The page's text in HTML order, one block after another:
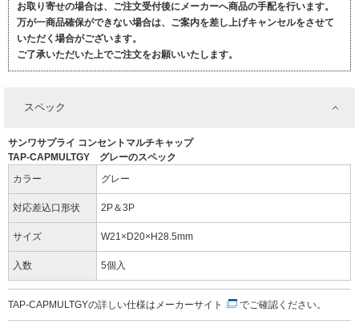
お取り寄せの場合は、ご注文受付後にメーカーへ商品の手配を行います。
万が一商品確保ができない場合は、ご案内を差し上げキャンセルをさせて
いただく場合がございます。
ご了承いただいた上でご注文をお願いいたします。
スペック
サンワサプライ コンセントマルチキャップ
TAP-CAPMULTGY グレーのスペック
カラー
グレー
対応差込口形状 2P＆3P
サイズ W21×D20×H28.5mm
入数 5個入
TAP-CAPMULTGYの詳しい仕様は メーカーサイト でご確認ください。